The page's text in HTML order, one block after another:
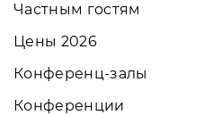
Частным гостям
Цены 2026
Конференц-залы
Конференции